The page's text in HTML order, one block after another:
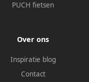
PUCH fietsen
Over ons
Inspiratie blog
Contact